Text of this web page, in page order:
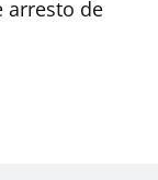
arresto de